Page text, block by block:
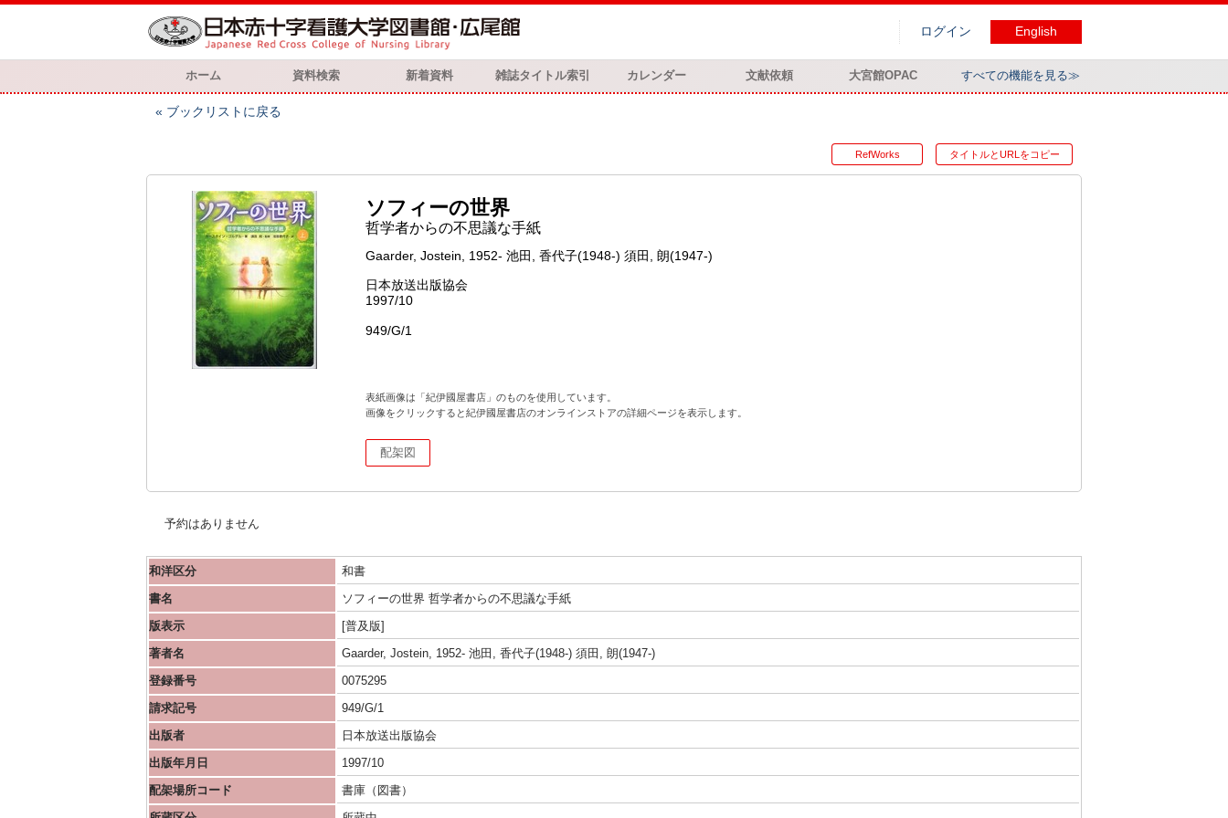
ログイン English
ホーム 資料検索 新着資料 雑誌タイトル索引 カレンダー 文献依頼 大宮館OPAC すべての機能を見る≫
ブックリストに戻る
RefWorks タイトルとURLをコピー
ソフィーの世界
哲学者からの不思議な手紙
Gaarder, Jostein, 1952- 池田, 香代子(1948-) 須田, 朗(1947-)
日本放送出版協会
1997/10
949/G/1
表紙画像は「紀伊國屋書店」のものを使用しています。
画像をクリックすると紀伊國屋書店のオンラインストアの詳細ページを表示します。
配架図
予約はありません
和洋区分
和書
書名
ソフィーの世界 哲学者からの不思議な手紙
版表示
[普及版]
著者名
Gaarder, Jostein, 1952- 池田, 香代子(1948-) 須田, 朗(1947-)
登録番号
0075295
請求記号
949/G/1
出版者
日本放送出版協会
出版年月日
1997/10
配架場所コード
書庫（図書）